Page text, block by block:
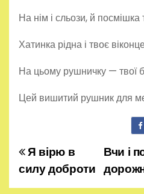
На нім і сльози, й посмішка
Хатинка рідна і твоє
На цьому рушничку — твої
Цей вишитий рушник для
Н
а
Вчи і
Я вірю в
силу доброти